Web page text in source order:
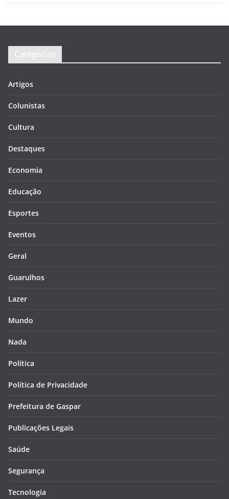
Categorias
Artigos
Colunistas
Cultura
Destaques
Economia
Educação
Esportes
Eventos
Geral
Guarulhos
Lazer
Mundo
Nada
Política
Política de Privacidade
Prefeitura de Gaspar
Publicações Legais
Saúde
Segurança
Tecnologia